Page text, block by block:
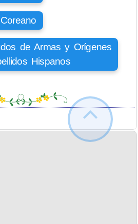
de Armas y Orígenes
Hispanos